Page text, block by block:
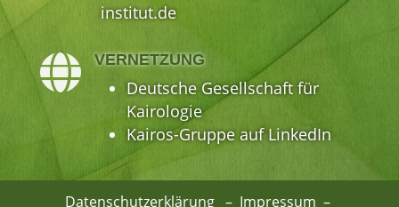
institut.de
 VERNETZUNG
Deutsche Gesellschaft für
Kairologie
Kairos-Gruppe auf LinkedIn
Datenschutzerklärung– Impressum –